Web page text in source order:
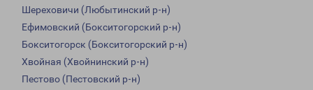
Шереховичи (Любытинский р-н)
Ефимовский (Бокситогорский р-н)
Бокситогорск (Бокситогорский р-н)
Хвойная (Хвойнинский р-н)
Пестово (Пестовский р-н)